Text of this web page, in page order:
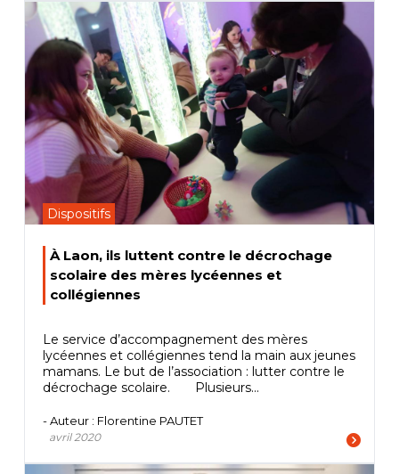
Dispositifs
À Laon, ils luttent contre le décrochage
scolaire des mères lycéennes et
collégiennes
Le service d’accompagnement des mères
lycéennes et collégiennes tend la main aux jeunes
mamans. Le but de l’association : lutter contre le
décrochage scolaire. Plusieurs...
- Auteur : Florentine PAUTET
avril 2020